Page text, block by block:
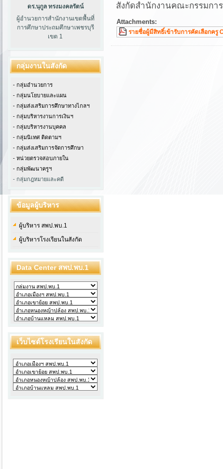
ดร.นุกูล ทรงมงคลรัตน์
ผู้อำนวยการสำนักงานเขตพื้นที่
การศึกษาประถมศึกษาเพชรบุรี
เขต 1
กลุ่มงานในสังกัด
- กลุ่มอำนวยการ
- กลุ่มนโยบายและแผน
- กลุ่มส่งเสริมการศึกษาทางไกลฯ
- กลุ่มบริหารงานการเงินฯ
- กลุ่มบริหารงานบุคคล
- กลุ่มนิเทศ ติดตามฯ
- กลุ่มส่งเสริมการจัดการศึกษา
- หน่วยตรวจสอบภายใน
- กลุ่มพัฒนาครูฯ
- กลุ่มกฎหมายและคดี
ข้อมูลผู้บริหาร
ผู้บริหาร สพป.พบ.1
ผู้บริหารโรงเรียนในสังกัด
Data Center สพป.พบ.1
เว็บไซต์โรงเรียนในสังกัด
สังกัดสำนักงานคณะกรรมกา
Attachments:
รายชื่อผู้มีสิทธิ์เข้ารับการคัดเลือกครู